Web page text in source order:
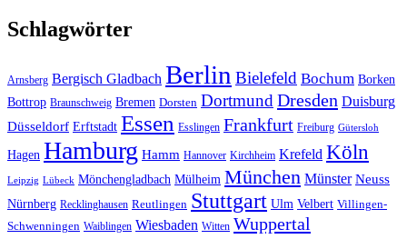
Schlagwörter
Arnsberg Bergisch Gladbach Berlin Bielefeld Bochum Borken
Bottrop Braunschweig Bremen Dorsten DortmundDresden Duisburg
Düsseldorf Erftstadt Essen Esslingen Frankfurt Freiburg Gütersloh
Hagen Hamburg Hamm Hannover Kirchheim Krefeld Köln
Leipzig Lübeck Mönchengladbach Mülheim München Münster Neuss
Nürnberg Recklinghausen Reutlingen Stuttgart Ulm Velbert Villingen-
Schwenningen Waiblingen Wiesbaden Witten Wuppertal